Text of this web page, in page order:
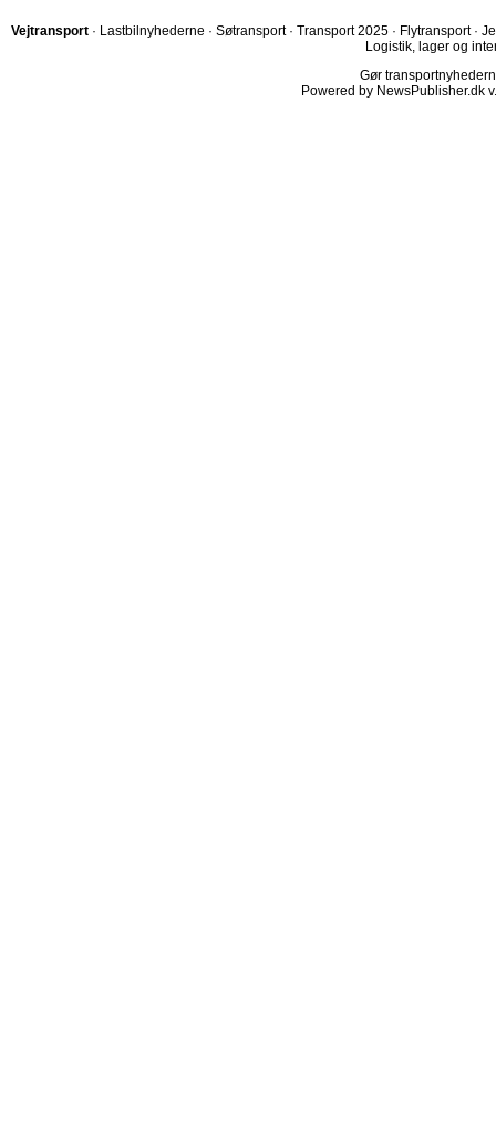
Vejtransport · Lastbilnyhederne · Søtransport · Transport 2025 · Flytransport ·
Logistik, lager og
Gør
Powered by NewsPublisher.dk